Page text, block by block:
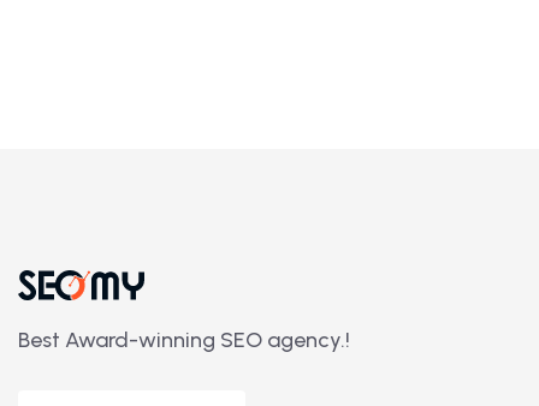
Best Award-winning SEO agency.!